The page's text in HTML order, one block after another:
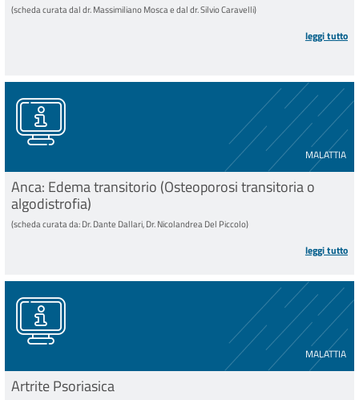
(scheda curata dal dr. Massimiliano Mosca e dal dr. Silvio Caravelli)
leggi tutto
MALATTIA
Anca: Edema transitorio (Osteoporosi transitoria o
algodistrofia)
(scheda curata da: Dr. Dante Dallari, Dr. Nicolandrea Del Piccolo)
leggi tutto
MALATTIA
Artrite Psoriasica